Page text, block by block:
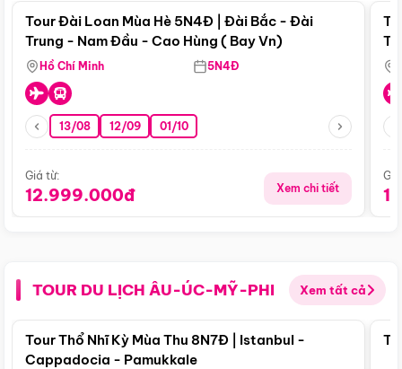
Tour Đài Loan Mùa Hè 5N4Đ | Đài Bắc - Đài
Trung - Nam Đầu - Cao Hùng ( Bay Vn)
Hồ Chí Minh 5N4Đ
13/08 12/09 01/10
Giá từ:
12.999.000đ Xem chi tiết
TOUR DU LỊCH ÂU-ÚC-MỸ-PHI Xem tất cả
Điểm nổi bật
Tour Thổ Nhĩ Kỳ Mùa Thu 8N7Đ | Istanbul -
Cappadocia - Pamukkale